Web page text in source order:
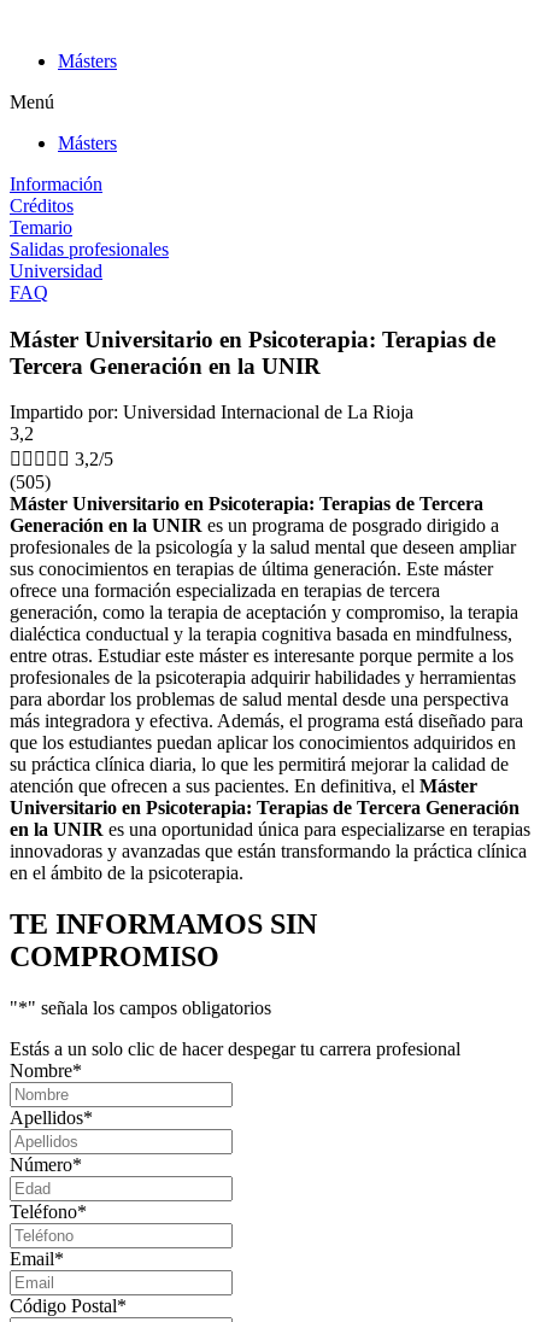
contenidoMásters
Menú
Másters
Información
Créditos
Temario
Salidas profesionales
Universidad
FAQ
Máster Universitario en Psicoterapia: Terapias de
Tercera Generación en la UNIR
Impartido por: Universidad Internacional de La Rioja
3,2
     3,2/5
(505)
Máster Universitario en Psicoterapia: Terapias de Tercera
Generación en la UNIR es un programa de posgrado dirigido a
profesionales de la psicología y la salud mental que deseen ampliar
sus conocimientos en terapias de última generación. Este máster
ofrece una formación especializada en terapias de tercera
generación, como la terapia de aceptación y compromiso, la terapia
dialéctica conductual y la terapia cognitiva basada en mindfulness,
entre otras. Estudiar este máster es interesante porque permite a los
profesionales de la psicoterapia adquirir habilidades y herramientas
para abordar los problemas de salud mental desde una perspectiva
más integradora y efectiva. Además, el programa está diseñado para
que los estudiantes puedan aplicar los conocimientos adquiridos en
su práctica clínica diaria, lo que les permitirá mejorar la calidad de
atención que ofrecen a sus pacientes. En definitiva, el Máster
Universitario en Psicoterapia: Terapias de Tercera Generación
en la UNIR es una oportunidad única para especializarse en terapias
innovadoras y avanzadas que están transformando la práctica clínica
en el ámbito de la psicoterapia.
TE INFORMAMOS SIN
COMPROMISO
"*" señala los campos obligatorios
Estás a un solo clic de hacer despegar tu carrera profesional
Nombre*
Apellidos*
Número*
Teléfono*
Email*
Código Postal*